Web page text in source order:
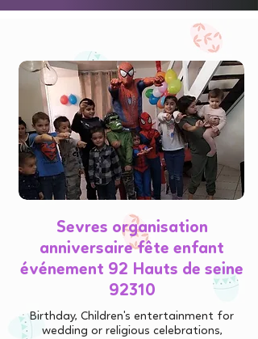
Sevres organisation
anniversaire fête enfant
événement 92 Hauts de seine
92310
Birthday, Children's entertainment for
wedding or religious celebrations,